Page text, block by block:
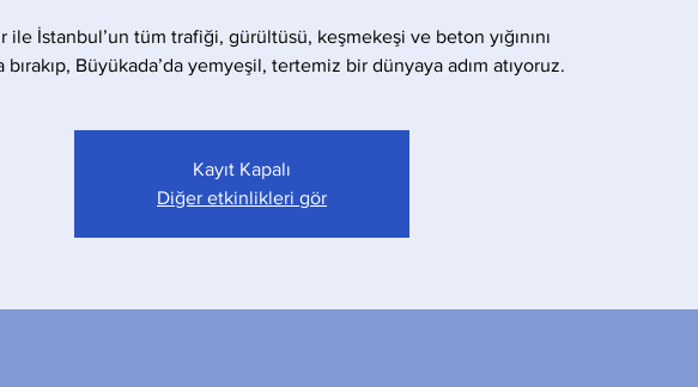
ile İstanbul’un tüm trafiği, gürültüsü, keşmekeşi ve beton yığınını
bırakıp, Büyükada’da yemyeşil, tertemiz bir dünyaya adım atıyoruz.
Kayıt Kapalı
Diğer etkinlikleri gör